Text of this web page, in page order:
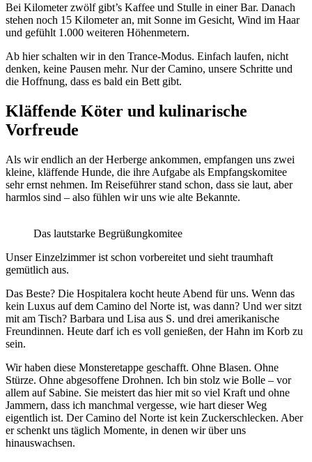
Bei Kilometer zwölf gibt’s Kaffee und Stulle in einer Bar. Danach
stehen noch 15 Kilometer an, mit Sonne im Gesicht, Wind im Haar
und gefühlt 1.000 weiteren Höhenmetern.
Ab hier schalten wir in den Trance-Modus. Einfach laufen, nicht
denken, keine Pausen mehr. Nur der Camino, unsere Schritte und
die Hoffnung, dass es bald ein Bett gibt.
Kläffende Köter und kulinarische
Vorfreude
Als wir endlich an der Herberge ankommen, empfangen uns zwei
kleine, kläffende Hunde, die ihre Aufgabe als Empfangskomitee
sehr ernst nehmen. Im Reiseführer stand schon, dass sie laut, aber
harmlos sind – also fühlen wir uns wie alte Bekannte.
Das lautstarke Begrüßungkomitee
Unser Einzelzimmer ist schon vorbereitet und sieht traumhaft
gemütlich aus.
Das Beste? Die Hospitalera kocht heute Abend für uns. Wenn das
kein Luxus auf dem Camino del Norte ist, was dann? Und wer sitzt
mit am Tisch? Barbara und Lisa aus S. und drei amerikanische
Freundinnen. Heute darf ich es voll genießen, der Hahn im Korb zu
sein.
Wir haben diese Monsteretappe geschafft. Ohne Blasen. Ohne
Stürze. Ohne abgesoffene Drohnen. Ich bin stolz wie Bolle – vor
allem auf Sabine. Sie meistert das hier mit so viel Kraft und ohne
Jammern, dass ich manchmal vergesse, wie hart dieser Weg
eigentlich ist. Der Camino del Norte ist kein Zuckerschlecken. Aber
er schenkt uns täglich Momente, in denen wir über uns
hinauswachsen.